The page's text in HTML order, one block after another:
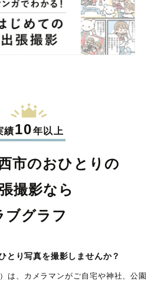
績10年以上
市のおひとりの
撮影なら
ブグラフ
とり写真を撮影しませんか？
は、カメラマンがご自宅や神社、公園